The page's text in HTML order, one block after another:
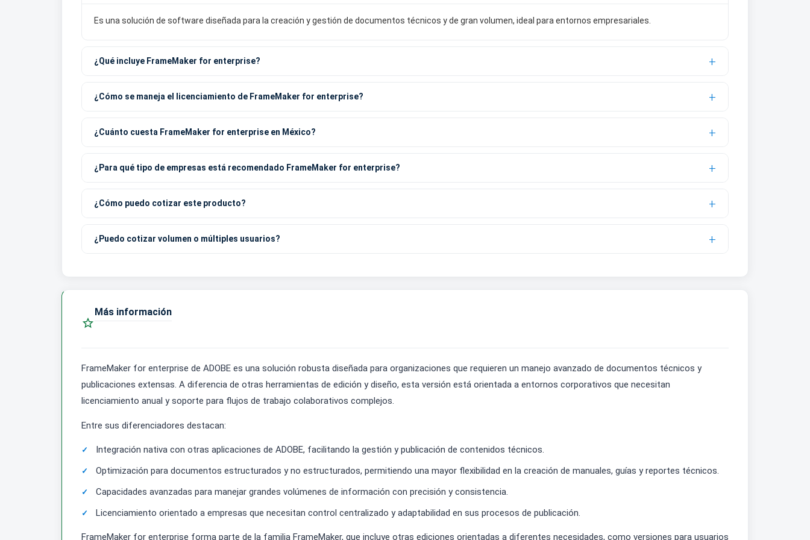
Es una solución de software diseñada para la creación y gestión de documentos técnicos y de gran volumen, ideal para entornos empresariales.
¿Qué incluye FrameMaker for enterprise?
¿Cómo se maneja el licenciamiento de FrameMaker for enterprise?
¿Cuánto cuesta FrameMaker for enterprise en México?
¿Para qué tipo de empresas está recomendado FrameMaker for enterprise?
¿Cómo puedo cotizar este producto?
¿Puedo cotizar volumen o múltiples usuarios?

Más información
FrameMaker for enterprise de ADOBE es una solución robusta diseñada para organizaciones que requieren un manejo avanzado de documentos técnicos y
publicaciones extensas. A diferencia de otras herramientas de edición y diseño, esta versión está orientada a entornos corporativos que necesitan
licenciamiento anual y soporte para flujos de trabajo colaborativos complejos.
Entre sus diferenciadores destacan:
Integración nativa con otras aplicaciones de ADOBE, facilitando la gestión y publicación de contenidos técnicos.
Optimización para documentos estructurados y no estructurados, permitiendo una mayor flexibilidad en la creación de manuales, guías y reportes técnicos.
Capacidades avanzadas para manejar grandes volúmenes de información con precisión y consistencia.
Licenciamiento orientado a empresas que necesitan control centralizado y adaptabilidad en sus procesos de publicación.
FrameMaker for enterprise forma parte de la familia FrameMaker, que incluye otras ediciones orientadas a diferentes necesidades, como versiones para usuarios